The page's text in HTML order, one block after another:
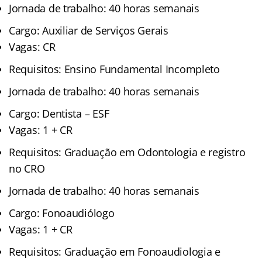
Jornada de trabalho: 40 horas semanais
Cargo: Auxiliar de Serviços Gerais
Vagas: CR
Requisitos: Ensino Fundamental Incompleto
Jornada de trabalho: 40 horas semanais
Cargo: Dentista – ESF
Vagas: 1 + CR
Requisitos: Graduação em Odontologia e registro
no CRO
Jornada de trabalho: 40 horas semanais
Cargo: Fonoaudiólogo
Vagas: 1 + CR
Requisitos: Graduação em Fonoaudiologia e